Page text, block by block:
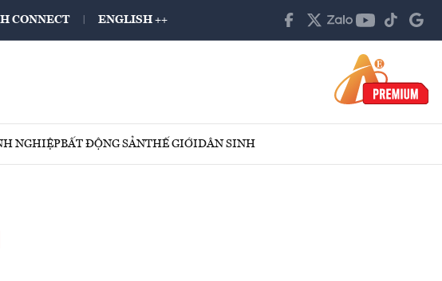
CONNECT ENGLISH ++
NGHIỆPBẤT ĐỘNG SẢNTHẾ GIỚIDÂN SINH